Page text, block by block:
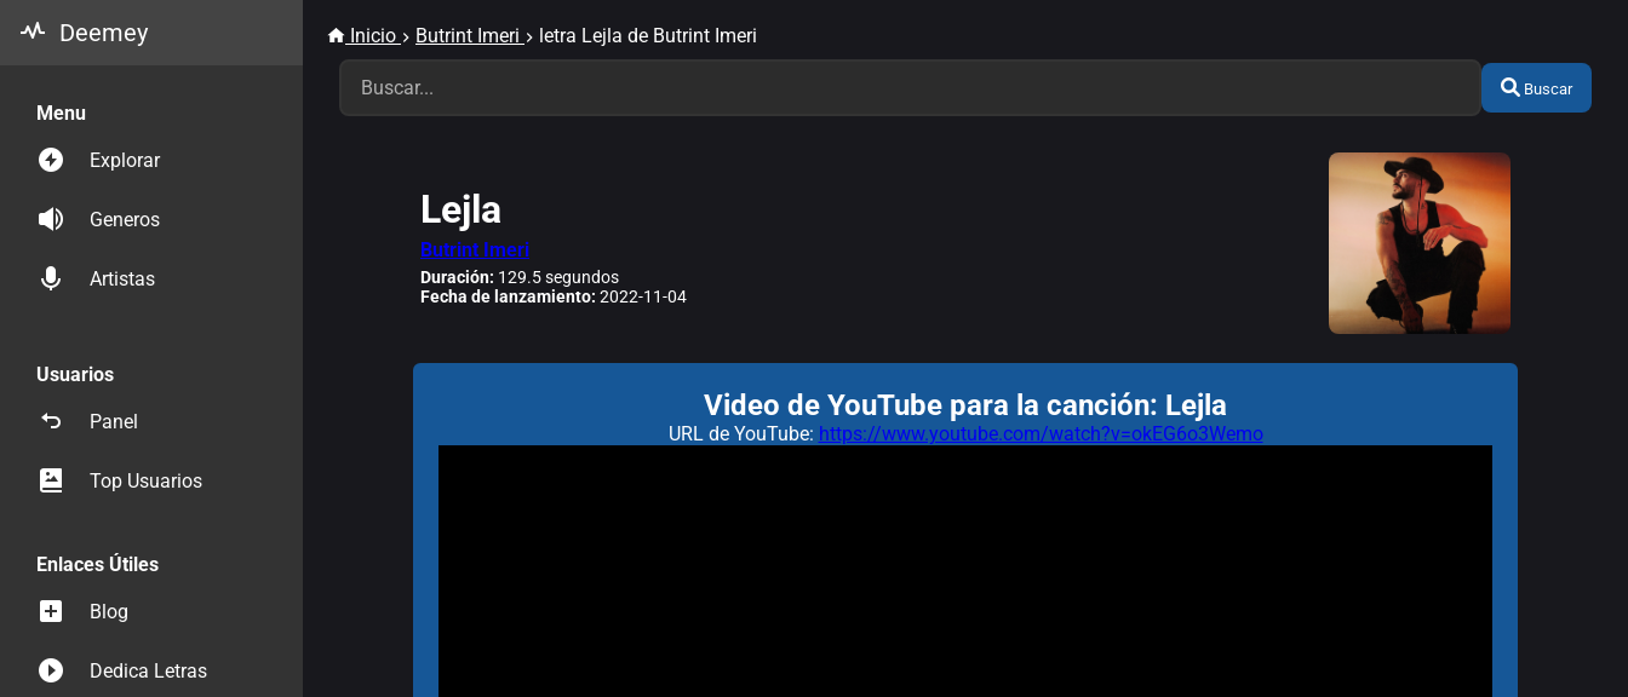
Deemey
Menu
Explorar
Generos
Artistas
Usuarios
Panel
Top Usuarios
Enlaces Útiles
Blog
Dedica Letras
Inicio Butrint Imeri letra Lejla de Butrint Imeri
Buscar
Lejla
Butrint Imeri
Duración: 129.5 segundos
Fecha de lanzamiento: 2022-11-04
Video de YouTube para la canción: Lejla
URL de YouTube: https://www.youtube.com/watch?v=okEG6o3Wemo